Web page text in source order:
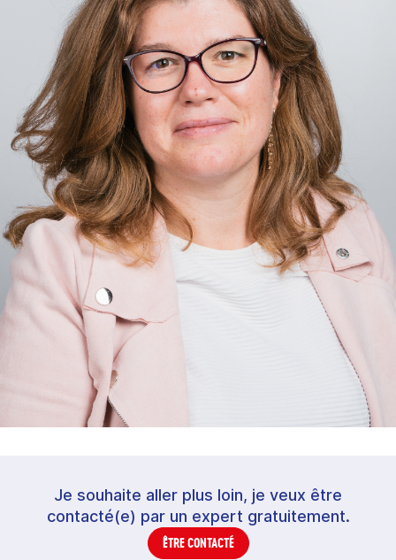
Je souhaite aller plus loin, je veux être
contacté(e) par un expert gratuitement.
ÊTRE CONTACTÉ